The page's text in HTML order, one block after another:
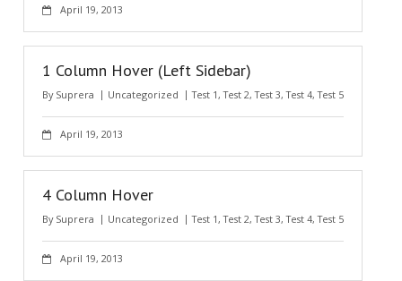
April 19, 2013
1 Column Hover (Left Sidebar)
By Suprera Uncategorized Test 1,Test 2,Test 3,Test 4,Test 5
April 19, 2013
4 Column Hover
By Suprera Uncategorized Test 1,Test 2,Test 3,Test 4,Test 5
April 19, 2013